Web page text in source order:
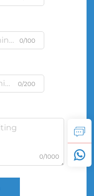
0/100
0/200
0/1000